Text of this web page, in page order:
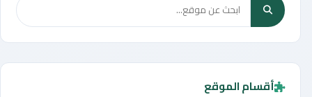
أقسام الموقع